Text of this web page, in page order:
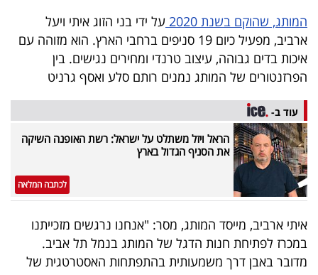
דרושים
מייל
אדום
פרסמו
באייס
המותג, שהוקם בשנת 2020
על ידי בני הזוג איתי ויעל
ארביב, מפעיל כיום 19 סניפים ברחבי הארץ. הוא מזוהה עם
איכות בדים גבוהה, עיצוב טרנדי ומחירים נגישים. בין
הפרזנטורים של המותג נמנים רותם סלע ואסף גרניט
עוד ב-
הראל ויזל משתלט על ישראל: רשת האופנה השיקה
את הסניף הגדול בארץ
לכתבה המלאה
איתי ארביב, מייסד המותג, מסר: "אנחנו נרגשים מזכייתנו
במכרז לפתיחת חנות הדגל של המותג בנמל תל אביב.
מדובר באבן דרך משמעותית בהתפתחות האסטרטגית של